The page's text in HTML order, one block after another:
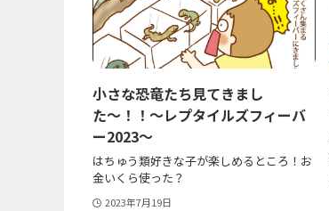
小さな恐竜たち見てきまし
た〜！！〜レプタイルズフィーバ
ー2023〜
はちゅう類好きな子が楽しめるところ！お
金いくら使った？
2023年7月19日